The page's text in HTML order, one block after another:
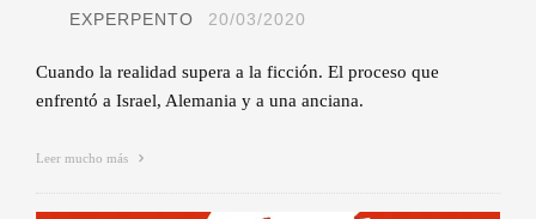
EXPERPENTO 20/03/2020
Cuando la realidad supera a la ficción. El proceso que
enfrentó a Israel, Alemania y a una anciana.
Leer mucho más